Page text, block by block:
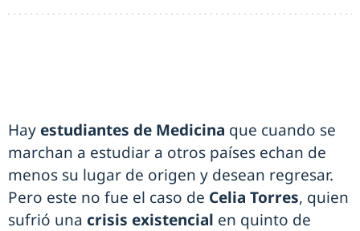
Hay estudiantes de Medicina que cuando se
marchan a estudiar a otros países echan de
menos su lugar de origen y desean regresar.
Pero este no fue el caso de Celia Torres, quien
sufrió una crisis existencial en quinto de